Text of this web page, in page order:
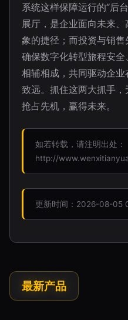
系统这样保障运行的“后
展厅，是企业面向未来
象的捷径；而投资与销
确保数字化转型旅程安
相辅相成，共同驱动企
致远。抓住这两大抓手
抢占先机，赢得未来。
如若转载，请注明出处：
http://
更新时间：2026-08-05
最新产品